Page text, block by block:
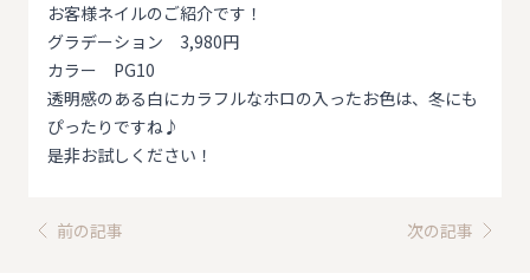
お客様ネイルのご紹介です！
グラデーション 3,980円
カラー PG10
透明感のある白にカラフルなホロの入ったお色は、冬にも
ぴったりですね♪
是非お試しください！
前の記事 次の記事